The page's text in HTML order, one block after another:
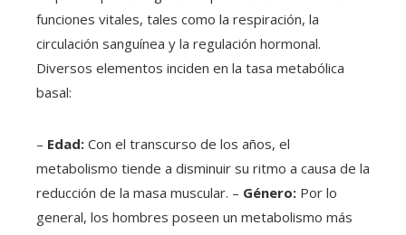
funciones vitales, tales como la respiración, la
circulación sanguínea y la regulación hormonal.
Diversos elementos inciden en la tasa metabólica
basal:
– Edad: Con el transcurso de los años, el
metabolismo tiende a disminuir su ritmo a causa de la
reducción de la masa muscular. – Género: Por lo
general, los hombres poseen un metabolismo más